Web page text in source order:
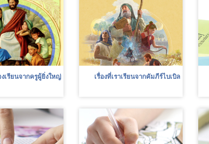
เรียนจากครูผู้ยิ่งใหญ่ เรื่องที่เราเรียนจากคัมภีร์ไบเบิล